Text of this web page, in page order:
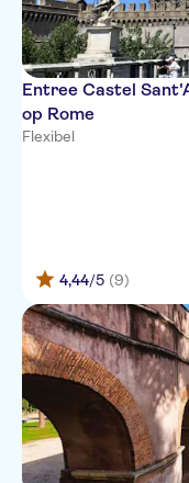
Entree Castel
op Rome
Flexibel
4,44/5 (9)